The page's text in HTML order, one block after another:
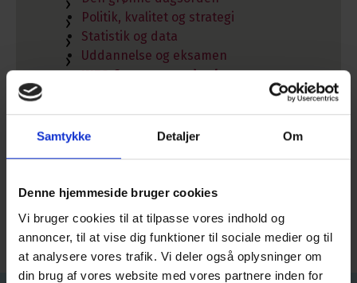
Samtykke Detaljer Om
Denne hjemmeside bruger cookies
Vi bruger cookies til at tilpasse vores indhold og
annoncer, til at vise dig funktioner til sociale medier og til
at analysere vores trafik. Vi deler også oplysninger om
din brug af vores website med vores partnere inden for
Politik, kvalitet og strategi
Statistik og data
Uddannelse og eksamen
INFO for nuværende elever
Kalender og ferieplan
Skolens IT
INFO for jubilarer
EAN og CVR nummer